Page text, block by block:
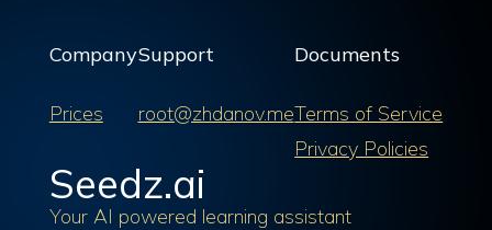
Company
Prices
Support
root@zhdanov.me
Documents
Terms of Service
Privacy Policies
Seedz.ai
Your AI powered learning assistant